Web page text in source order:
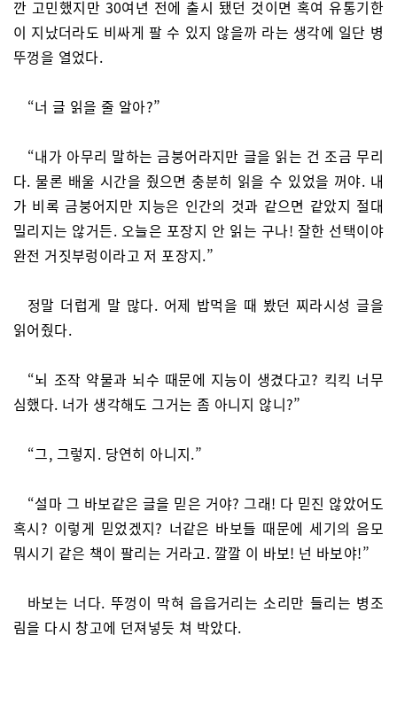
깐 고민했지만 30여년 전에 출시 됐던 것이면 혹여 유통기한
이 지났더라도 비싸게 팔 수 있지 않을까 라는 생각에 일단 병
뚜껑을 열었다.
“너 글 읽을 줄 알아?”
“내가 아무리 말하는 금붕어라지만 글을 읽는 건 조금 무리
다. 물론 배울 시간을 줬으면 충분히 읽을 수 있었을 꺼야. 내
가 비록 금붕어지만 지능은 인간의 것과 같으면 같았지 절대
밀리지는 않거든. 오늘은 포장지 안 읽는 구나! 잘한 선택이야
완전 거짓부렁이라고 저 포장지.”
정말 더럽게 말 많다. 어제 밥먹을 때 봤던 찌라시성 글을
읽어줬다.
“뇌 조작 약물과 뇌수 때문에 지능이 생겼다고? 킥킥 너무
심했다. 너가 생각해도 그거는 좀 아니지 않니?”
“그, 그렇지. 당연히 아니지.”
“설마 그 바보같은 글을 믿은 거야? 그래! 다 믿진 않았어도
혹시? 이렇게 믿었겠지? 너같은 바보들 때문에 세기의 음모
뭐시기 같은 책이 팔리는 거라고. 깔깔 이 바보! 넌 바보야!”
바보는 너다. 뚜껑이 막혀 읍읍거리는 소리만 들리는 병조
림을 다시 창고에 던져넣듯 쳐 박았다.